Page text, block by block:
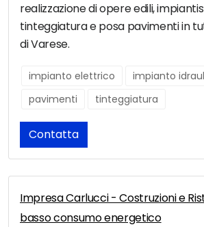
realizzazione di opere edili,
tinteggiatura e posa pavimenti in
di Varese.
impianto elettrico
impianto
pavimenti
tinteggiatura
Contatta
Impresa Carlucci - Costruzioni e
basso consumo energetico